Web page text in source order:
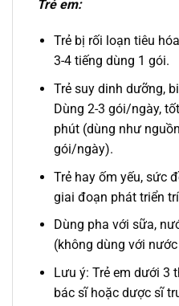
Trẻ em:
Trẻ bị rối loạn tiêu
3-4 tiếng dùng 1 gói.
Trẻ suy dinh dưỡng,
Dùng 2-3 gói/ngày,
phút (dùng như
gói/ngày).
Trẻ hay ốm yếu, sức
giai đoạn phát triển
Dùng pha với sữa,
(không dùng với
Lưu ý: Trẻ em dưới 3
bác sĩ hoặc dược sĩ